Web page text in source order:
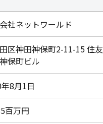
社ネットワールド
区神田神保町2-11-15 住友
保町ビル
8月1日
百万円